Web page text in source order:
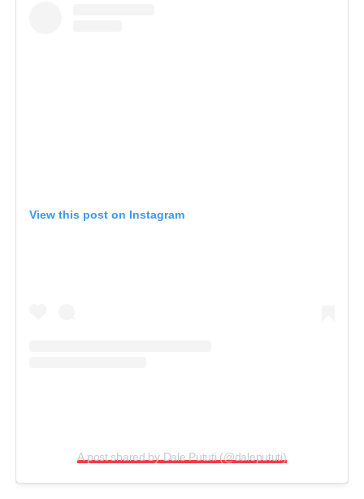
View this post on Instagram
A post shared by Dale Pututi (@dalepututi)